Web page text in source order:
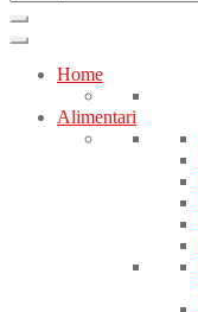
Home
Alimentari